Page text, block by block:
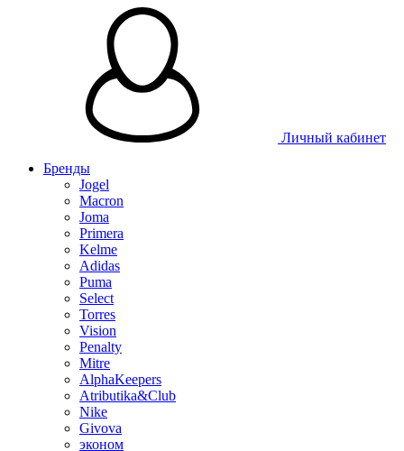
Личный кабинет
Бренды
Jogel
Macron
Joma
Primera
Kelme
Adidas
Puma
Select
Torres
Vision
Penalty
Mitre
AlphaKeepers
Atributika&Club
Nike
Givova
эконом
Таблица размеров